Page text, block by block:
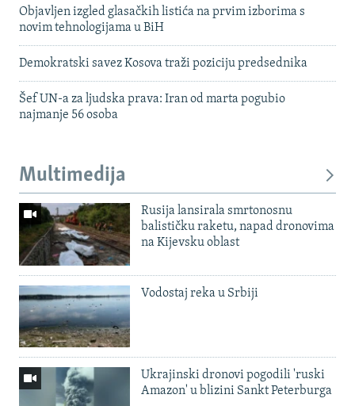
Objavljen izgled glasačkih listića na prvim izborima s
novim tehnologijama u BiH
Demokratski savez Kosova traži poziciju predsednika
Šef UN-a za ljudska prava: Iran od marta pogubio
najmanje 56 osoba
Multimedija
Rusija lansirala smrtonosnu
balističku raketu, napad dronovima
na Kijevsku oblast
Vodostaj reka u Srbiji
Ukrajinski dronovi pogodili 'ruski
Amazon' u blizini Sankt Peterburga